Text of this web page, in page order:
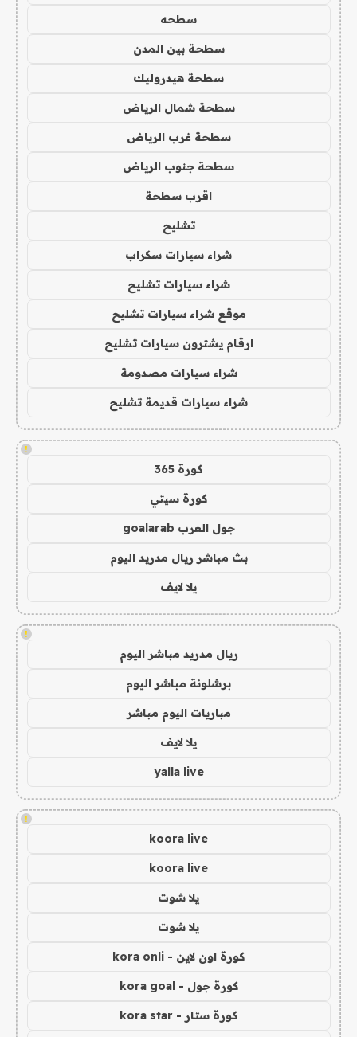
سطحه
سطحة بين المدن
سطحة هيدروليك
سطحة شمال الرياض
سطحة غرب الرياض
سطحة جنوب الرياض
اقرب سطحة
تشليح
شراء سيارات سكراب
شراء سيارات تشليح
موقع شراء سيارات تشليح
ارقام يشترون سيارات تشليح
شراء سيارات مصدومة
شراء سيارات قديمة تشليح
!
كورة 365
كورة سيتي
جول العرب goalarab
بث مباشر ريال مدريد اليوم
يلا لايف
!
ريال مدريد مباشر اليوم
برشلونة مباشر اليوم
مباريات اليوم مباشر
يلا لايف
yalla live
!
koora live
koora live
يلا شوت
يلا شوت
كورة اون لاين - kora onli
كورة جول - kora goal
كورة ستار - kora star